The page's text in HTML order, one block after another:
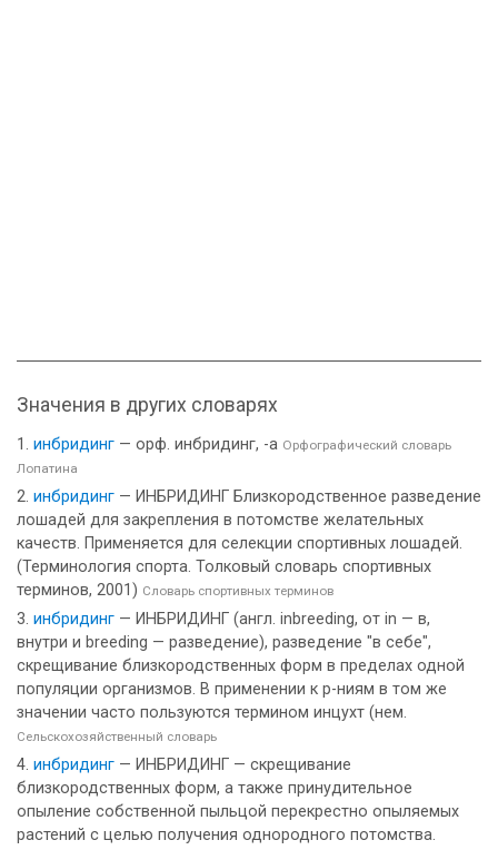
Значения в других словарях
инбридинг — орф. инбридинг, -а Орфографический словарь
Лопатина
инбридинг — ИНБРИДИНГ Близкородственное разведение
лошадей для закрепления в потомстве желательных
качеств. Применяется для селекции спортивных лошадей.
(Терминология спорта. Толковый словарь спортивных
терминов, 2001) Словарь спортивных терминов
инбридинг — ИНБРИДИНГ (англ. inbreeding, от in — в,
внутри и breeding — разведение), разведение "в себе",
скрещивание близкородственных форм в пределах одной
популяции организмов. В применении к р-ниям в том же
значении часто пользуются термином инцухт (нем.
Сельскохозяйственный словарь
инбридинг — ИНБРИДИНГ — скрещивание
близкородственных форм, а также принудительное
опыление собственной пыльцой перекрестно опыляемых
растений с целью получения однородного потомства.